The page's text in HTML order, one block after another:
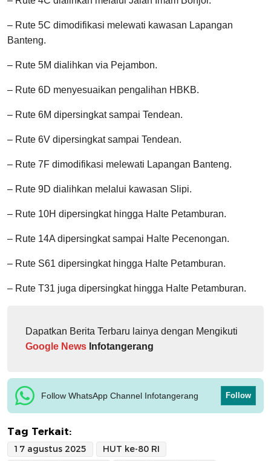
– Rute 5C dimodifikasi melewati kawasan Lapangan
Banteng.
– Rute 5M dialihkan via Pejambon.
– Rute 6D menyesuaikan pengalihan HBKB.
– Rute 6M dipersingkat sampai Tendean.
– Rute 6V dipersingkat sampai Tendean.
– Rute 7F dimodifikasi melewati Lapangan Banteng.
– Rute 9D dialihkan melalui kawasan Slipi.
– Rute 10H dipersingkat hingga Halte Petamburan.
– Rute 14A dipersingkat sampai Halte Pecenongan.
– Rute S61 dipersingkat hingga Halte Petamburan.
– Rute T31 juga dipersingkat hingga Halte Petamburan.
Dapatkan Berita Terbaru lainya dengan Mengikuti
Google News Infotangerang
Follow WhatsApp Channel Infotangerang Follow
Tag Terkait:
17 agustus 2025
HUT ke-80 RI